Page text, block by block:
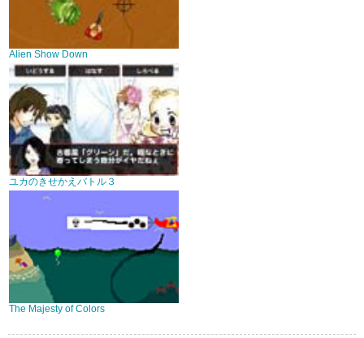
Alien Show Down
ユカのきせかえバトル３
The Majesty of Colors